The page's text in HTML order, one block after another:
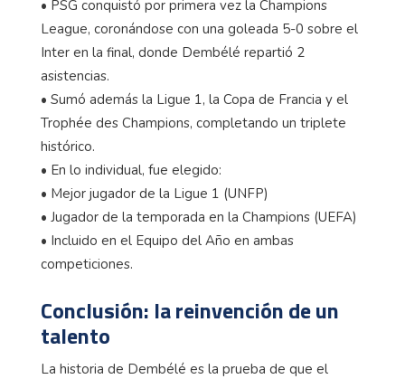
• PSG conquistó por primera vez la Champions
League, coronándose con una goleada 5-0 sobre el
Inter en la final, donde Dembélé repartió 2
asistencias.
• Sumó además la Ligue 1, la Copa de Francia y el
Trophée des Champions, completando un triplete
histórico.
• En lo individual, fue elegido:
• Mejor jugador de la Ligue 1 (UNFP)
• Jugador de la temporada en la Champions (UEFA)
• Incluido en el Equipo del Año en ambas
competiciones.
Conclusión: la reinvención de un
talento
La historia de Dembélé es la prueba de que el